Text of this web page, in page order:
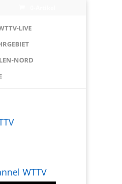
LIVE
NORD
WTTV